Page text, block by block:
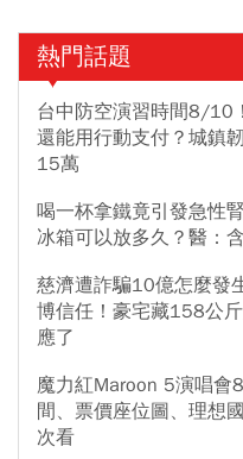
熱門話題
台中防空演習時間8/10
還能用行動支付？城鎮
15萬
喝一杯拿鐵竟引發急性
冰箱可以放多久？醫：
慈濟遭詐騙10億怎麼發
博信任！豪宅藏158公
應了
魔力紅Maroon 5演唱
間、票價座位圖、理想
次看